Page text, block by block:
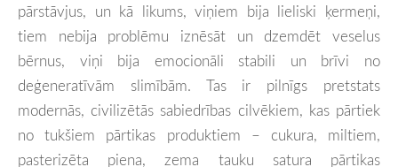
pārstāvjus, un kā likums, viņiem bija lieliski ķermeņi,
tiem nebija problēmu iznēsāt un dzemdēt veselus
bērnus, viņi bija emocionāli stabili un brīvi no
deģeneratīvām slimībām. Tas ir pilnīgs pretstats
modernās, civilizētās sabiedrības cilvēkiem, kas pārtiek
no tukšiem pārtikas produktiem – cukura, miltiem,
pasterizēta piena, zema tauku satura pārtikas